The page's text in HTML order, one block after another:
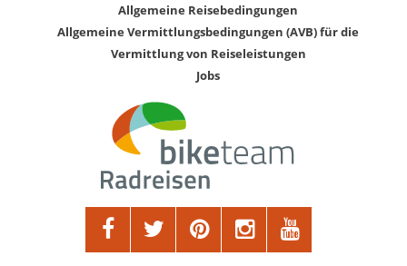
Allgemeine Reisebedingungen
Allgemeine Vermittlungsbedingungen (AVB) für die
Vermittlung von Reiseleistungen
Jobs